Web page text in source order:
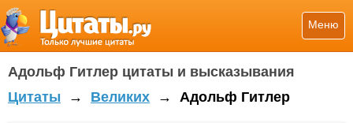
Меню
Адольф Гитлер цитаты и высказывания
Цитаты → Великих → Адольф Гитлер